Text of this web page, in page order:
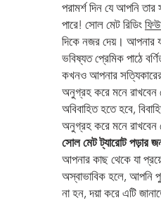
পরামর্শ দিন যে আপনি
পারে! সোল মেট রিডিং
দিকে নজর দেয়। আপনার
ভবিষ্যত প্রেমিক পাঠে
কখনও আপনার সত্যিকারের
অনুগ্রহ করে মনে রাখবেন
অবিবাহিত হতে হবে,
অনুগ্রহ করে মনে রাখবেন
সোল মেট ট্যারোট পড়ার
আপনার কাছ থেকে যা
অস্বাভাবিক হলে, আপনি
না হন, দয়া করে এটি